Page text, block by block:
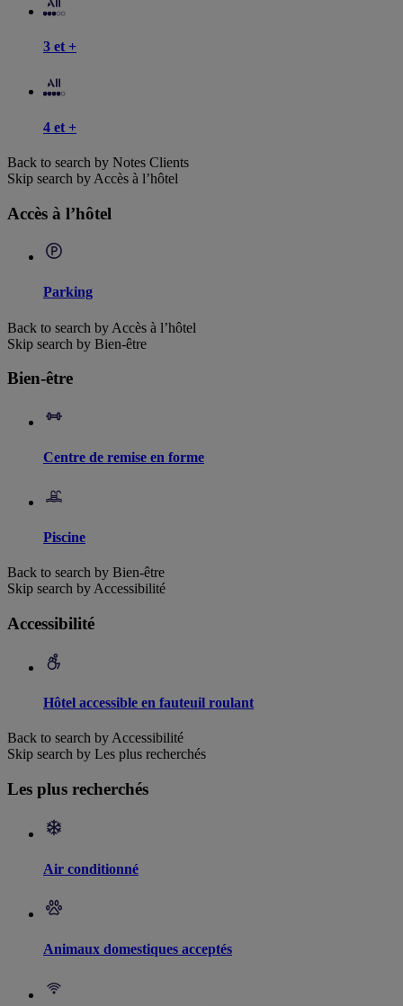
3 et +
4 et +
Back to search by Notes Clients
Skip search by Accès à l’hôtel
Accès à l’hôtel
Parking
Back to search by Accès à l’hôtel
Skip search by Bien-être
Bien-être
Centre de remise en forme
Piscine
Back to search by Bien-être
Skip search by Accessibilité
Accessibilité
Hôtel accessible en fauteuil roulant
Back to search by Accessibilité
Skip search by Les plus recherchés
Les plus recherchés
Air conditionné
Animaux domestiques acceptés